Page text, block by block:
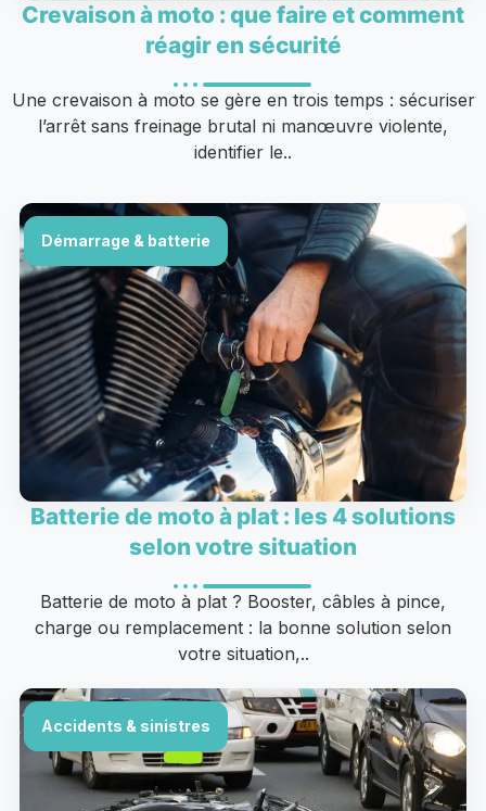
Crevaison à moto : que faire et comment
réagir en sécurité
Une crevaison à moto se gère en trois temps : sécuriser
l’arrêt sans freinage brutal ni manœuvre violente,
identifier le..
Démarrage & batterie
Batterie de moto à plat : les 4 solutions
selon votre situation
Batterie de moto à plat ? Booster, câbles à pince,
charge ou remplacement : la bonne solution selon
votre situation,..
Accidents & sinistres